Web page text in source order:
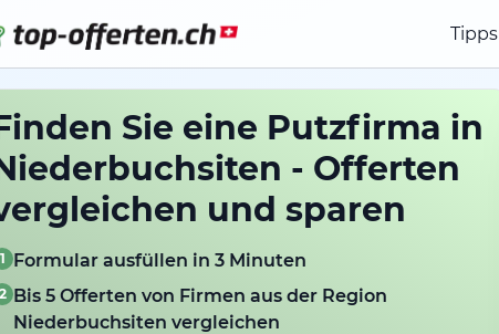
Tipps
Sie eine Putzfirma in
- Offerten
und sparen
1 Formular ausfüllen in 3 Minuten
2 Bis 5 Offerten von Firmen aus der Region
Niederbuchsiten vergleichen